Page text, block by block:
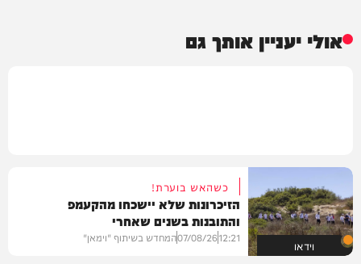
אולי יעניין אותך גם
וידאו
כשהאש בוערת!
הזיכרונות שלא יישכחו מהקעמפ
והתובנות בשנים שאחרי
12:21
07/08/26המחדש בשיתוף "וימאן"